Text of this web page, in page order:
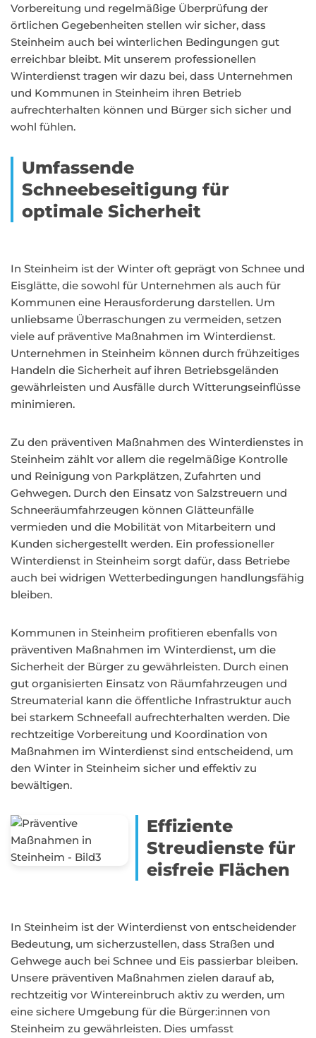
Vorbereitung und regelmäßige Überprüfung der
örtlichen Gegebenheiten stellen wir sicher, dass
Steinheim auch bei winterlichen Bedingungen gut
erreichbar bleibt. Mit unserem professionellen
Winterdienst tragen wir dazu bei, dass Unternehmen
und Kommunen in Steinheim ihren Betrieb
aufrechterhalten können und Bürger sich sicher und
wohl fühlen.
Umfassende
Schneebeseitigung für
optimale Sicherheit
In Steinheim ist der Winter oft geprägt von Schnee und
Eisglätte, die sowohl für Unternehmen als auch für
Kommunen eine Herausforderung darstellen. Um
unliebsame Überraschungen zu vermeiden, setzen
viele auf präventive Maßnahmen im Winterdienst.
Unternehmen in Steinheim können durch frühzeitiges
Handeln die Sicherheit auf ihren Betriebsgeländen
gewährleisten und Ausfälle durch Witterungseinflüsse
minimieren.
Zu den präventiven Maßnahmen des Winterdienstes in
Steinheim zählt vor allem die regelmäßige Kontrolle
und Reinigung von Parkplätzen, Zufahrten und
Gehwegen. Durch den Einsatz von Salzstreuern und
Schneeräumfahrzeugen können Glätteunfälle
vermieden und die Mobilität von Mitarbeitern und
Kunden sichergestellt werden. Ein professioneller
Winterdienst in Steinheim sorgt dafür, dass Betriebe
auch bei widrigen Wetterbedingungen handlungsfähig
bleiben.
Kommunen in Steinheim profitieren ebenfalls von
präventiven Maßnahmen im Winterdienst, um die
Sicherheit der Bürger zu gewährleisten. Durch einen
gut organisierten Einsatz von Räumfahrzeugen und
Streumaterial kann die öffentliche Infrastruktur auch
bei starkem Schneefall aufrechterhalten werden. Die
rechtzeitige Vorbereitung und Koordination von
Maßnahmen im Winterdienst sind entscheidend, um
den Winter in Steinheim sicher und effektiv zu
bewältigen.
Effiziente
Streudienste für
eisfreie Flächen
In Steinheim ist der Winterdienst von entscheidender
Bedeutung, um sicherzustellen, dass Straßen und
Gehwege auch bei Schnee und Eis passierbar bleiben.
Unsere präventiven Maßnahmen zielen darauf ab,
rechtzeitig vor Wintereinbruch aktiv zu werden, um
eine sichere Umgebung für die Bürger:innen von
Steinheim zu gewährleisten. Dies umfasst